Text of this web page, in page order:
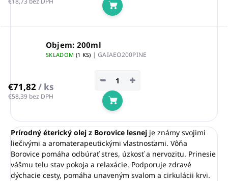
Do košíka
Objem: 200ml
SKLADOM (1 KS) | GAIAEO200PINE
€71,82/ ks
€58,39 bez DPH
+
−
Do košíka
Prírodný éterický olej z Borovice lesnej je známy svojimi
liečivými a aromaterapeutickými vlastnosťami. Vôňa
Borovice pomáha odbúrať stres, úzkosť a nervozitu. Prinesie
vášmu telu stav pokoja a relaxácie. Podporuje zdravé
dýchacie cesty, pomáha unaveným svalom a cirkulácii krvi.